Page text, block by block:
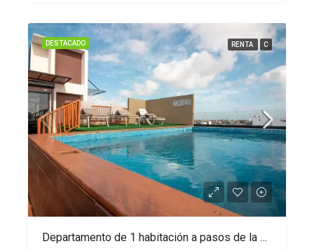
DESTACADO RENTA C
Departamento de 1 habitación a pasos de la 5 Av, Playa del Carmen